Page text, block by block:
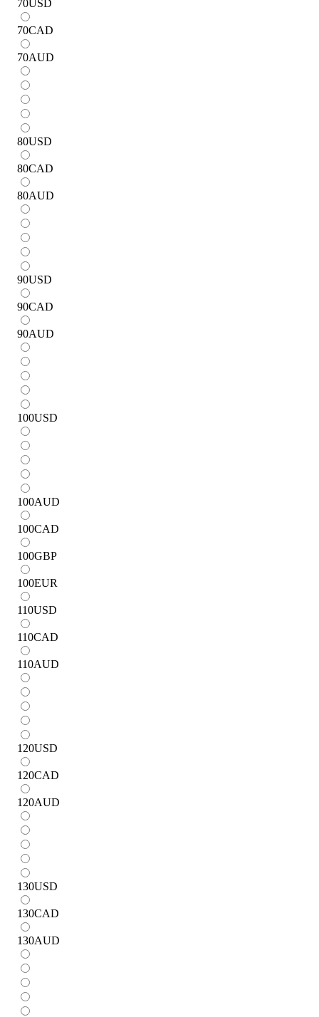
70USD
70CAD
70AUD
80USD
80CAD
80AUD
90USD
90CAD
90AUD
100USD
100AUD
100CAD
100GBP
100EUR
110USD
110CAD
110AUD
120USD
120CAD
120AUD
130USD
130CAD
130AUD